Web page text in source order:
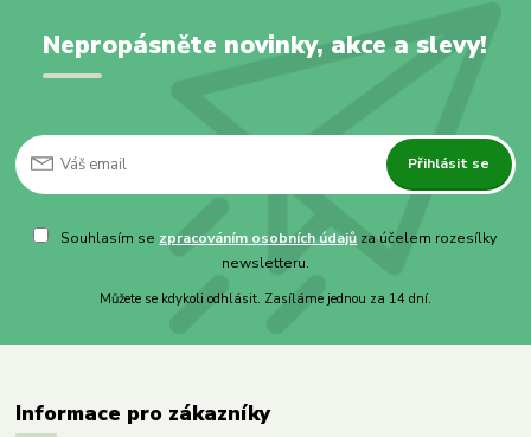
Nepropásněte novinky, akce a slevy!
Přihlásit se
Souhlasím se zpracováním osobních údajů za účelem rozesílky
newsletteru.
Můžete se kdykoli odhlásit. Zasíláme jednou za 14 dní.
Informace pro zákazníky